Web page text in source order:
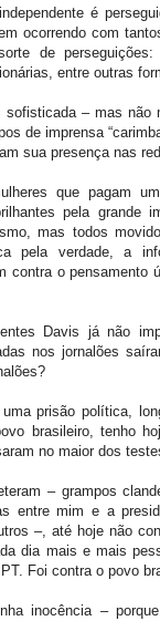
é
ocorrendo com
de
entre outras
– mas não
de imprensa
sua presença nas
que pagam
pela grande
mas todos
pela verdade, a
contra o pensamento
Davis já não
nos jornalões
prisão política,
brasileiro, tenho
no maior dos
– grampos
entre mim e a
–, até hoje não
dia mais e mais
Foi contra o povo
inocência –